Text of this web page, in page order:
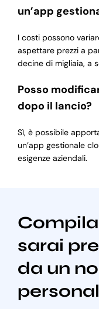
un’app
I costi possono
aspettare prezzi a
decine di migliaia, a
Posso
dopo il lancio?
Sì, è possibile
un’app gestionale
esigenze aziendali.
sarai
da un